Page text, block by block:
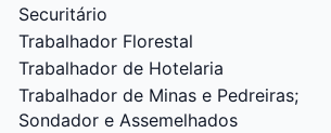
Securitário
Trabalhador Florestal
Trabalhador de Hotelaria
Trabalhador de Minas e Pedreiras;
Sondador e Assemelhados